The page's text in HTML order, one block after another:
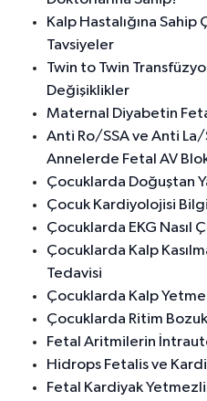
Kalp Hastalığına
Tavsiyeler
Twin to Twin
Değişiklikler
Maternal Diyabetin
Anti Ro/SSA ve Anti
Annelerde Fetal AV
Çocuklarda Doğuştan
Çocuk Kardiyolojisi
Çocuklarda EKG Nasıl
Çocuklarda Kalp
Tedavisi
Çocuklarda Kalp
Çocuklarda Ritim
Fetal Aritmilerin
Hidrops Fetalis ve
Fetal Kardiyak